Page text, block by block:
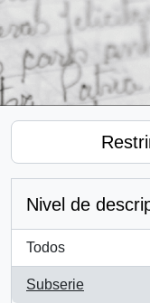
Nivel de
Todos
Subserie
, 1 resultados